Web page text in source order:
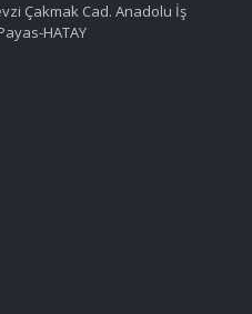
Çakmak Cad. Anadolu İş
HATAY